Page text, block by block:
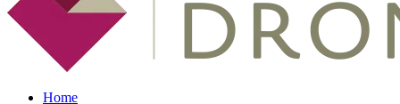
Home